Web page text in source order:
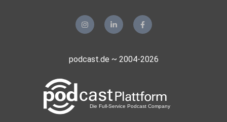
podcast.de ~ 2004-2026